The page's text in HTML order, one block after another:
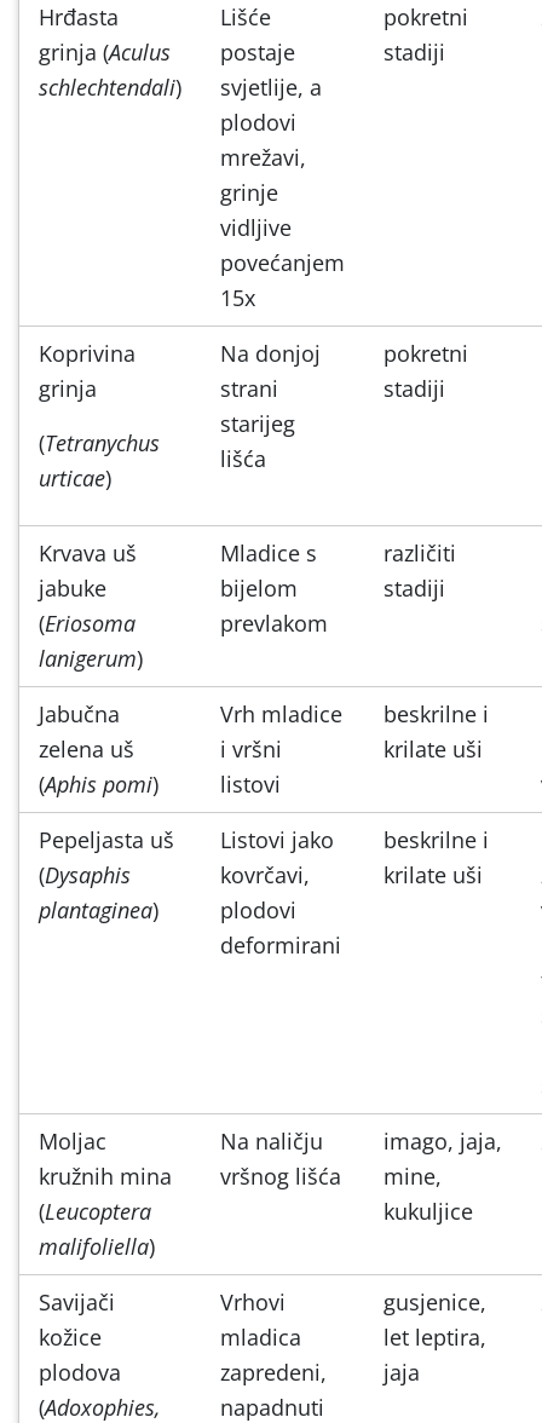
Hrđasta
grinja (Aculus
schlechtendali)
Lišće
postaje
svjetlije, a
plodovi
mrežavi,
grinje
vidljive
povećanjem
15x
pokretni
stadiji
Koprivina
grinja
(Tetranychus
urticae)
Na donjoj
strani
starijeg
lišća
pokretni
stadiji
Krvava uš
jabuke
(Eriosoma
lanigerum)
Mladice s
bijelom
prevlakom
različiti
stadiji
Jabučna
zelena uš
(Aphis pomi)
Vrh mladice
i vršni
listovi
beskrilne i
krilate uši
Pepeljasta uš
(Dysaphis
plantaginea)
Listovi jako
kovrčavi,
plodovi
deformirani
beskrilne i
krilate uši
Moljac
kružnih mina
(Leucoptera
malifoliella)
Na naličju
vršnog lišća
imago, jaja,
mine,
kukuljice
Savijači
kožice
plodova
(Adoxophies,
Vrhovi
mladica
zapredeni,
napadnuti
gusjenice,
let leptira,
jaja